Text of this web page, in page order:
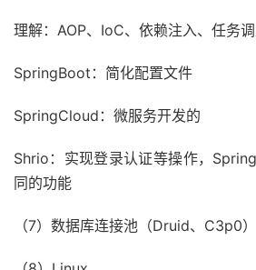
理解：AOP、IoC、依赖注入、任务
SpringBoot：简化配置文件
SpringCloud：微服务开发的
Shrio：实现登录认证等操作，
同的功能
（7）数据库连接池（Druid、C3p0）